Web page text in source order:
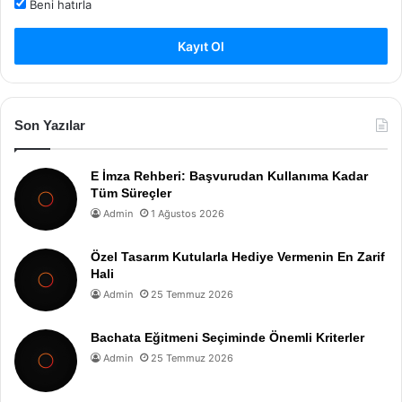
Beni hatırla
Kayıt Ol
Son Yazılar
E İmza Rehberi: Başvurudan Kullanıma Kadar
Tüm Süreçler
Admin 1 Ağustos 2026
Özel Tasarım Kutularla Hediye Vermenin En Zarif
Hali
Admin 25 Temmuz 2026
Bachata Eğitmeni Seçiminde Önemli Kriterler
Admin 25 Temmuz 2026